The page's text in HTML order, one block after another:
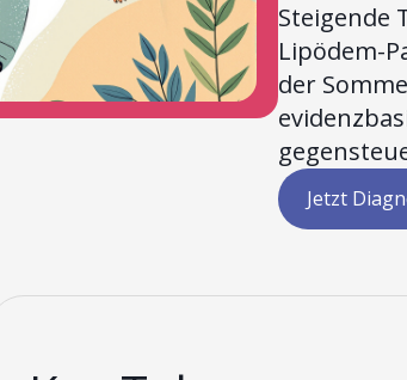
Steigende
Lipödem-
der
Jetzt